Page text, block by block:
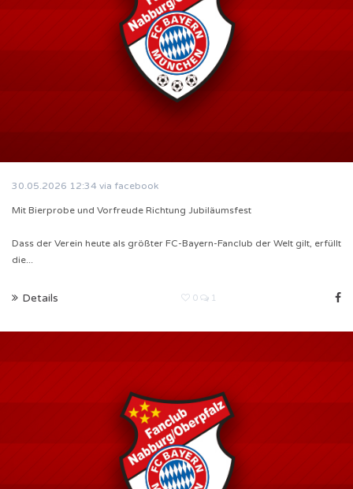
30.05.2026 12:34 via facebook
Mit Bierprobe und Vorfreude Richtung Jubiläumsfest
Dass der Verein heute als größter FC-Bayern-Fanclub der Welt gilt, erfüllt
die...
Details 0 1